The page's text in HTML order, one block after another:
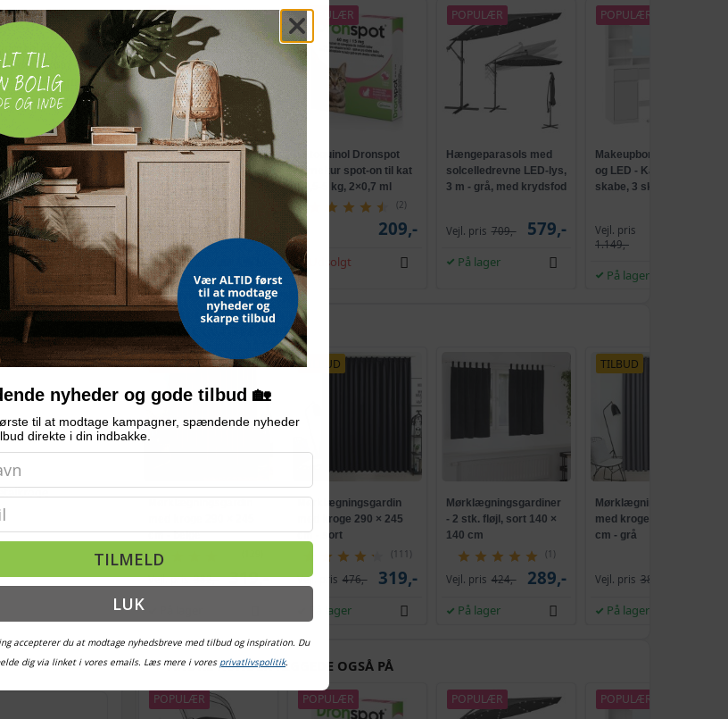
fløjl. Det
rum -
en varm,
gardinskinner.
medfølger ikke.
POPULÆR
Bordmodel
isterningmaskine - 9
terninger på 6 min.,
selvrensende, sort
Vejl. pris 569,- 509,-
Snart på lager
POPULÆR
Vetoquinol Dronspot
ormekur spot-on til kat
- 2,5-5 kg, 2×0,7 ml
(2)
209,-
Udsolgt
POPULÆR
Hængeparasols med
solcelledrevne LED-lys,
3 m - grå, med krydsfod
Vejl. pris 709,- 579,-
På lager
POPULÆR
Makeupbord med spejl
og LED - Kailyn, 2
skabe, 3 skuffer, 5
uden værktøj - cloud
hvid
Vejl. pris
1.149,-
På lager
ALTERNATIVE VARER
TILBUD
cm - beige
Vejl. pris 382,- 319,-
TILBUD
Mørklægningsgardin
med kroge 290 × 245
cm - sort
(111)
Vejl. pris 476,- 319,-
På lager
Mørklægningsgardiner
- 2 stk. fløjl, sort 140 ×
140 cm
(1)
Vejl. pris 424,- 289,-
På lager
TILBUD
Mørklægningsgardin
med kroge 290 × 245
cm - grå
Vejl. pris 387,-
På lager
ANDRE KUNDER KIGGEDE OGSÅ PÅ
POPULÆR POPULÆR POPULÆR POPULÆR
nyheder og gode tilbud 🏡
til at modtage kampagner, spændende nyheder
direkte i din indbakke.
TILMELD
LUK
accepterer du at modtage nyhedsbreve med tilbud og inspiration. Du
dig via linket i vores emails. Læs mere i vores privatlivspolitik.